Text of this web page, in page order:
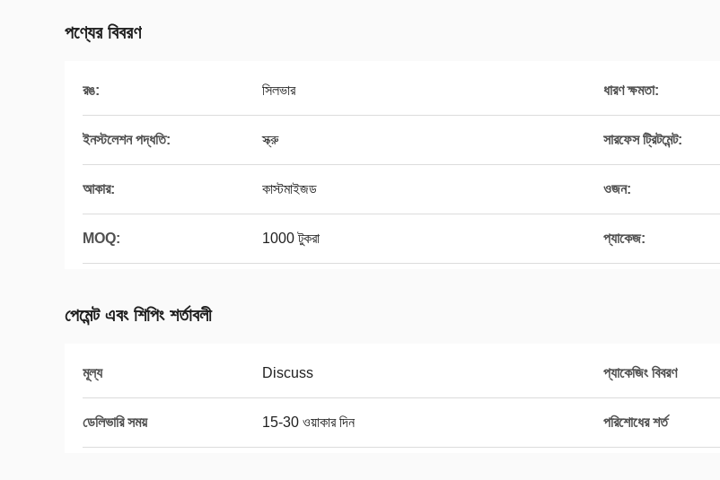
পণ্যের বিবরণ
রঙ: সিলভার ধারণ ক্ষমতা:
ইনস্টলেশন পদ্ধতি: স্ক্রু সারফেস ট্রিটমেন্ট:
আকার: কাস্টমাইজড ওজন:
MOQ: 1000 টুকরা প্যাকেজ:
পেমেন্ট এবং শিপিং শর্তাবলী
মূল্য Discuss প্যাকেজিং বিবরণ
ডেলিভারি সময় 15-30 ওয়াকার দিন পরিশোধের শর্ত